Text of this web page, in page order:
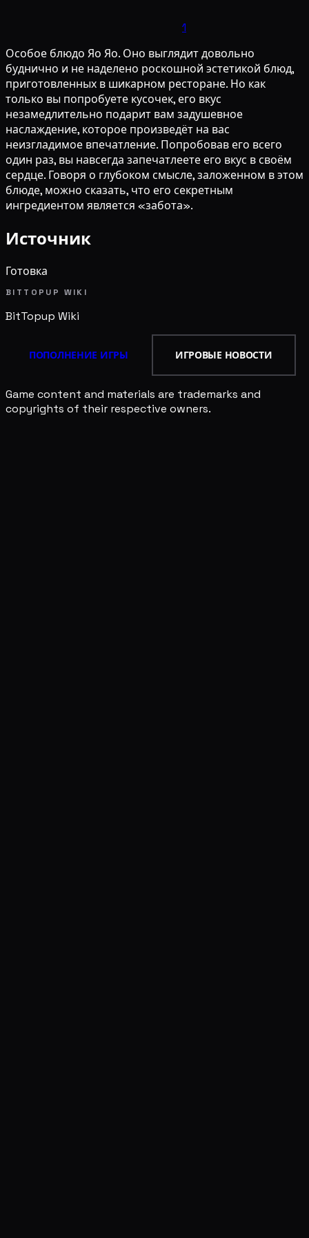
1
Особое блюдо Яо Яо. Оно выглядит довольно
буднично и не наделено роскошной эстетикой блюд,
приготовленных в шикарном ресторане. Но как
только вы попробуете кусочек, его вкус
незамедлительно подарит вам задушевное
наслаждение, которое произведёт на вас
неизгладимое впечатление. Попробовав его всего
один раз, вы навсегда запечатлеете его вкус в своём
сердце. Говоря о глубоком смысле, заложенном в этом
блюде, можно сказать, что его секретным
ингредиентом является «забота».
Источник
Готовка
BITTOPUP WIKI
BitTopup Wiki
ПОПОЛНЕНИЕ ИГРЫ ИГРОВЫЕ НОВОСТИ
Game content and materials are trademarks and
copyrights of their respective owners.